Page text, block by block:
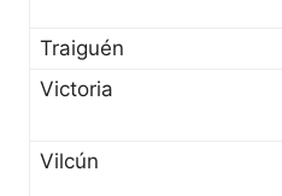
Traiguén
Victoria
Vilcún